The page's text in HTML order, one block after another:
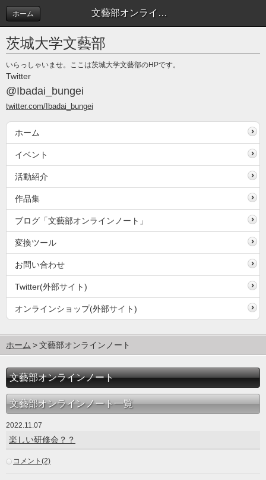
文藝部オンラインノート
ホーム
茨城大学文藝部
いらっしゃいませ。ここは茨城大学文藝部のHPです。
Twitter
@Ibadai_bungei
twitter.com/Ibadai_bungei
ホーム
イベント
活動紹介
作品集
ブログ「文藝部オンラインノート」
変換ツール
お問い合わせ
Twitter(外部サイト)
オンラインショップ(外部サイト)
ホーム 文藝部オンラインノート
文藝部オンラインノート
文藝部オンラインノート一覧
2022.11.07
楽しい研修会？？
コメント(2)